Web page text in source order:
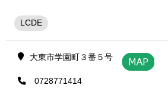
LCDE
大東市学園町３番５号
0728771414